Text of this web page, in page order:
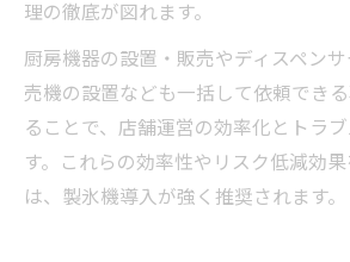
理の徹底が図れます。
厨房機器の設置・販売やディスペン
売機の設置なども一括して依頼でき
ることで、店舗運営の効率化とトラ
す。これらの効率性やリスク低減効
は、製氷機導入が強く推奨されます。